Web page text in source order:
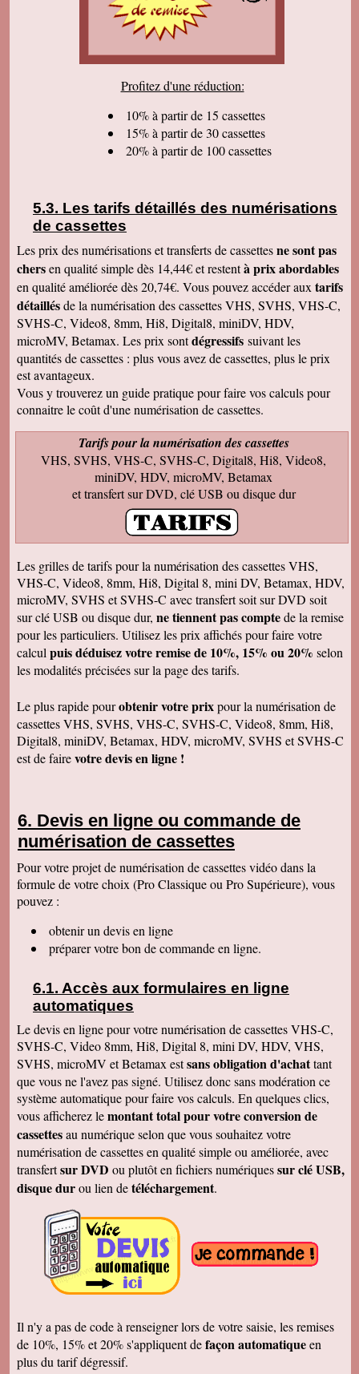
colis et vous remercier pour tous nos bons
échanges, tout votre travail sérieux dont nous
sommes très satisfaits. Encore tous mes
remerciements et bonne continuation. Bien
cordialement.
J'ai bien reçu votre paquet, et je suis très
dois dire qu'au début j'étais un peu septique vu
les prix . merci beaucoup Cordialement
Pierre B
Je suis très très très satisfait de votre travail.
que les affaires aillent très bien.
Jacques N
Colis reçu ce jour, satisfait du bon travail réalisé
par vos soins. Merci encore, Cordialement
Hervé R
j'ai bien reçu les CD et les K7 en retour, merci
de cet excellent traitement. Très bons résultats
Pascal R
bonjour bien reçu le colis samedi après
visionnage le travail est superbe
Francis C
J' ai bien reçu votre envoi Les premières
visualisations montrent un beau travail, et
rappellent de nombreux souvenirs Merci Je
ferai de la publicité Bien sincèrement
François M
Bien reçu! Reste à monter pour éliminer ! A
bientôt pour du 8 et sup8mm.
Le colis est effectivement arrivé le 24, la veille
de Noël, c'était parfait. Elle est très contente de
pouvoir passer à nouveau un moment avec ses
Encore merci pour votre efficacité. Je vous ferai
de la pub si l'occasion se présente ! Je vous
souhaite une bonne année avec beaucoup de
vidéos à transposer. Bien cordialement,
Séverine L
J'ai reçu le colis . Merci ça a l'air impeccable !
Bonnes fêtes et à très bientôt pour d'autres
travaux.
Fantastique. Encore merci. Je vous remercie
beaucoup de la rapidité avec laquelle vous avez
traité ma commande.
Anaïs H
J'ai bien reçu le colis. Merci pour votre travail.
Merci.
Bernard D
Hervé L
J'ai bien reçu le colis. Après visonnage de
Christophe M.
Nous avons bien reçu les K7 et le disque dur.
Nous sommes ravis et très émus de revoir tout
ce passé, ces images de nos filles petites, il y
a plus de 20 ans, et de notre mariage... Merci
infiniment. Bien cordialement PS / je ne
manquerai pas de recommander votre
entreprise.
J'ai bien reçu la K7 et les DVD, c'est parfait.
Merci
Cécile B.
J'ai bien reçu le DVD et le son est parfait. Je
vous remercie de vos efforts. Bien cordialement
Bernard D.
Bien reçu votre COLIS - Travail fénoménal que
j'ai eu peur d'entreprendre !!!!!!!!!!!!! Le disque
DUR et les CD/DVD fonctionnement
parfaitement ........ Je vais entreprendre
pour........ NOEL 3 copies. pour mes 3 enfants
de 1980 à ce jour . MERCI MERCI MERCI Je
vais communiquer vos coordonnées à mon
entourage...
Véronique F.
Marc T.
J'ai reçu le DVD hier. Merci beaucoup, j'aurai
d'autres bandes à vous envoyer dont du super8.
Profitez d'une réduction:
10% à partir de 15 cassettes
15% à partir de 30 cassettes
20% à partir de 100 cassettes
Les tarifs détaillés des numérisations
de cassettes
Les prix des numérisations et transferts de cassettesne sont pas
chersen qualité simple dès 14,44€ et restentà prix abordables
en qualité améliorée dès 20,74€. Vous pouvez accéder aux tarifs
détaillésde la numérisation des cassettes VHS, SVHS, VHS-C,
SVHS-C, Video8, 8mm, Hi8, Digital8, miniDV, HDV,
microMV, Betamax. Les prix sontdégressifs suivant les
quantités de cassettes : plus vous avez de cassettes, plus le prix
est avantageux.
Vous y trouverez un guide pratique pour faire vos calculs pour
connaitre le coût d'une numérisation de cassettes.
Tarifs pour la numérisation des cassettes
VHS, SVHS, VHS-C, SVHS-C, Digital8, Hi8, Video8,
miniDV, HDV, microMV, Betamax
et transfert sur DVD, clé USB ou disque dur
Les grilles de tarifs pour la numérisation des cassettes VHS,
VHS-C, Video8, 8mm, Hi8, Digital 8, mini DV, Betamax, HDV,
microMV, SVHS et SVHS-C avec transfert soit sur DVD soit
sur clé USB ou disque dur, ne tiennent pas comptede la remise
pour les particuliers. Utilisez les prix affichés pour faire votre
calcul puis déduisez votre remise de 10%, 15% ou 20% selon
les modalités précisées sur la page des tarifs.
Le plus rapide pourobtenir votre prixpour la numérisation de
cassettes VHS, SVHS, VHS-C, SVHS-C, Video8, 8mm, Hi8,
Digital8, miniDV, Betamax, HDV, microMV, SVHS et SVHS-C
est de fairevotre devis en ligne !
Devis en ligne ou commande de
numérisation de cassettes
Pour votre projet de numérisation de cassettes vidéo dans la
formule de votre choix (Pro Classique ou Pro Supérieure), vous
pouvez :
obtenir un devis en ligne
préparer votre bon de commande en ligne.
Accès aux formulaires en ligne
automatiques
Le devis en ligne pour votre numérisation de cassettes VHS-C,
SVHS-C, Video 8mm, Hi8, Digital 8, mini DV, HDV, VHS,
SVHS, microMV et Betamax estsans obligation d'achattant
que vous ne l'avez pas signé. Utilisez donc sans modération ce
système automatique pour faire vos calculs. En quelques clics,
vous afficherez lemontant total pour votre conversion de
cassettesau numérique selon que vous souhaitez votre
numérisation de cassettes en qualité simple ou améliorée, avec
transfertsur DVD ou plutôt en fichiers numériquessur clé USB,
disque durou lien detéléchargement.
Il n'y a pas de code à renseigner lors de votre saisie, les remises
de 10%, 15% et 20% s'appliquent defaçon automatiqueen
plus du tarif dégressif.